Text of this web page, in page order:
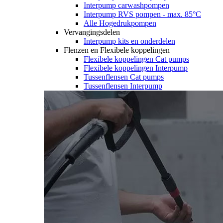
Interpump carwashpompen
Interpump RVS pompen - max. 85°C
Alle Hogedrukpompen
Vervangingsdelen
Interpump kits en onderdelen
Flenzen en Flexibele koppelingen
Flexibele koppelingen Cat pumps
Flexibele koppelingen Interpump
Tussenflensen Cat pumps
Tussenflensen Interpump